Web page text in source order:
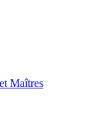
Maîtres